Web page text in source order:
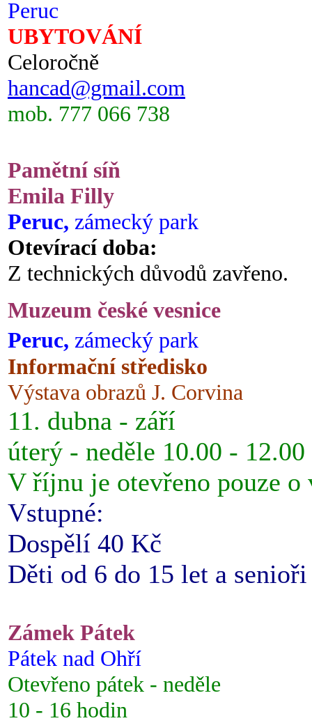
Peruc
UBYTOVÁNÍ
Celoročně
hancad@gmail.com
mob. 777 066 738
Pamětní síň
Emila Filly
Peruc, zámecký park
Otevírací doba:
Z technických důvodů zavřeno.
Muzeum české vesnice
Peruc, zámecký park
Informační středisko
Výstava obrazů J. Corvina
11. dubna - září
úterý - neděle 10.00 -
V říjnu je otevřeno pouze o
Vstupné:
Dospělí 40 Kč
Děti od 6 do 15 let a
Zámek Pátek
Pátek nad Ohří
Otevřeno pátek - neděle
10 - 16 hodin